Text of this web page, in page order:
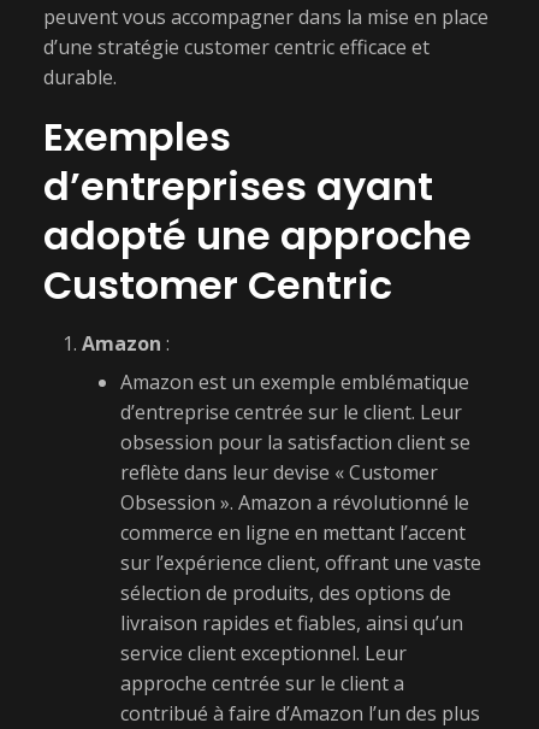
peuvent vous accompagner dans la mise en place
d’une stratégie customer centric efficace et
durable.
Exemples
d’entreprises ayant
adopté une approche
Customer Centric
Amazon :
Amazon est un exemple emblématique
d’entreprise centrée sur le client. Leur
obsession pour la satisfaction client se
reflète dans leur devise « Customer
Obsession ». Amazon a révolutionné le
commerce en ligne en mettant l’accent
sur l’expérience client, offrant une vaste
sélection de produits, des options de
livraison rapides et fiables, ainsi qu’un
service client exceptionnel. Leur
approche centrée sur le client a
contribué à faire d’Amazon l’un des plus